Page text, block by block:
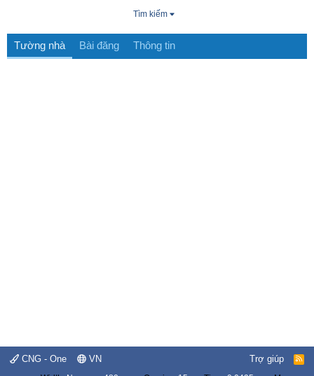
Tìm kiếm
Tường nhà Bài đăng Thông tin
CNG - One VN Trợ giúp
R